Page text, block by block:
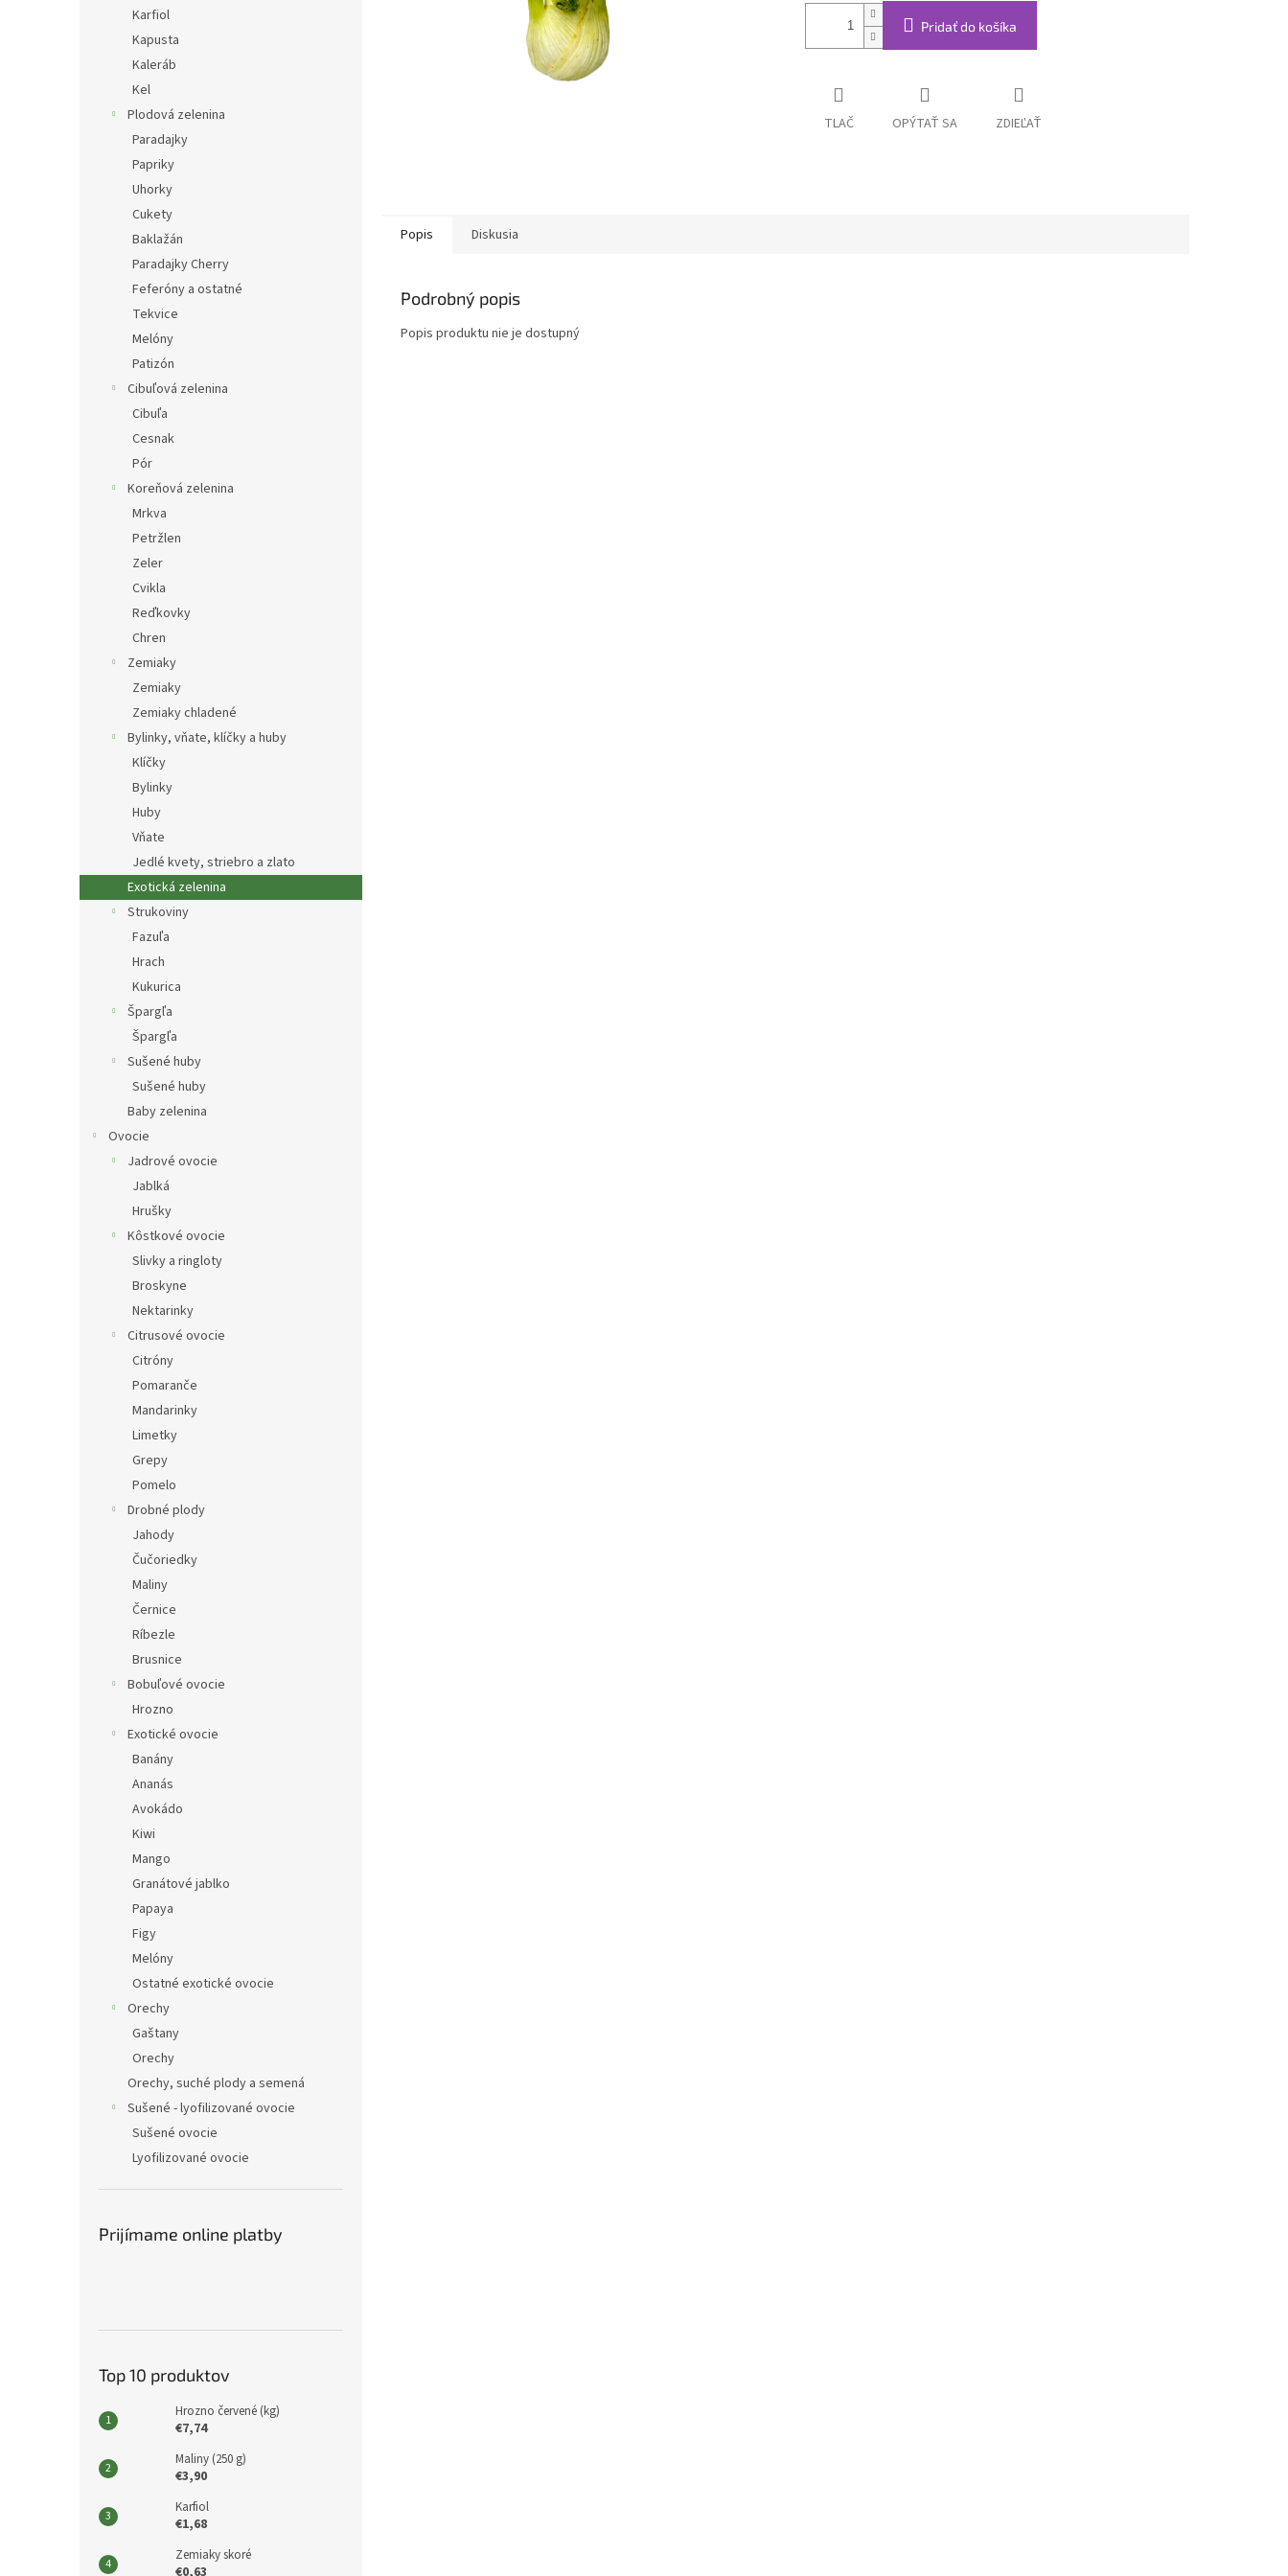
Karfiol
Kapusta
Kaleráb
Kel
Plodová zelenina
Paradajky
Papriky
Uhorky
Cukety
Baklažán
Paradajky Cherry
Feferóny a ostatné
Tekvice
Melóny
Patizón
Cibuľová zelenina
Cibuľa
Cesnak
Pór
Koreňová zelenina
Mrkva
Petržlen
Zeler
Cvikla
Reďkovky
Chren
Zemiaky
Zemiaky
Zemiaky chladené
Bylinky, vňate, klíčky a huby
Klíčky
Bylinky
Huby
Vňate
Jedlé kvety, striebro a zlato
Exotická zelenina
Strukoviny
Fazuľa
Hrach
Kukurica
Špargľa
Špargľa
Sušené huby
Sušené huby
Baby zelenina
Ovocie
Jadrové ovocie
Jablká
Hrušky
Kôstkové ovocie
Slivky a ringloty
Broskyne
Nektarinky
Citrusové ovocie
Citróny
Pomaranče
Mandarinky
Limetky
Grepy
Pomelo
Drobné plody
Jahody
Čučoriedky
Maliny
Černice
Ríbezle
Brusnice
Bobuľové ovocie
Hrozno
Exotické ovocie
Banány
Ananás
Avokádo
Kiwi
Mango
Granátové jablko
Papaya
Figy
Melóny
Ostatné exotické ovocie
Orechy
Gaštany
Orechy
Orechy, suché plody a semená
Sušené - lyofilizované ovocie
Sušené ovocie
Lyofilizované ovocie
Prijímame online platby
Top 10 produktov
Hrozno červené (kg)
€7,74
Maliny (250 g)
€3,90
Karfiol
€1,68
Zemiaky skoré
€0,63
Pridať do košíka
TLAČ OPÝTAŤ SA ZDIEĽAŤ
Popis Diskusia
Podrobný popis
Popis produktu nie je dostupný